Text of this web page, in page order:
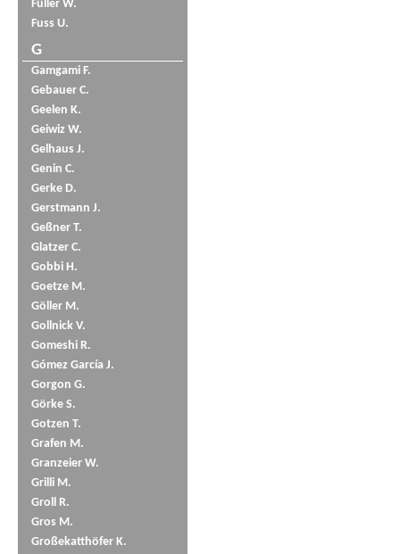
Füller W.
Fuss U.
G
Gamgami F.
Gebauer C.
Geelen K.
Geiwiz W.
Gelhaus J.
Genin C.
Gerke D.
Gerstmann J.
Geßner T.
Glatzer C.
Gobbi H.
Goetze M.
Göller M.
Gollnick V.
Gomeshi R.
Gómez García J.
Gorgon G.
Görke S.
Gotzen T.
Grafen M.
Granzeier W.
Grilli M.
Groll R.
Gros M.
Großekatthöfer K.